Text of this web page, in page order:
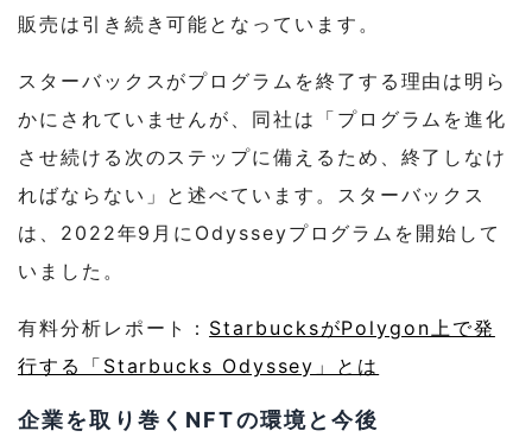
販売は引き続き可能となっています。
スターバックスがプログラムを終了する理由は明ら
かにされていませんが、同社は「プログラムを進化
させ続ける次のステップに備えるため、終了しなけ
ればならない」と述べています。スターバックス
は、2022年9月にOdysseyプログラムを開始して
いました。
有料分析レポート： StarbucksがPolygon上で発
行する「Starbucks Odyssey」とは
企業を取り巻くNFTの環境と今後